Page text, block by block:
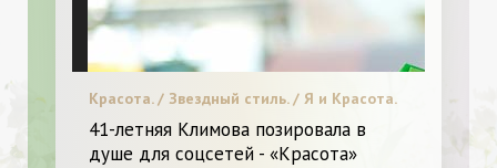
Красота. / Звездный стиль. / Я и Красота.
41-летняя Климова позировала в
душе для соцсетей - «Красота»